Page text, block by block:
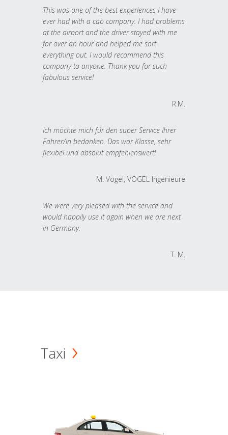
This was one of the best experiences I have
ever had with a cab company. I had problems
at the airport and the driver stayed with me
for over an hour and helped me sort
everything out. I would recommend this
company to anyone. Thank you for such
fabulous service!
R.M.
Ich möchte mich für den super Service Ihrer
Fahrer/in bedanken. Das war Klasse, sehr
flexibel und absolut empfehlenswert!
M. Vogel, VOGEL Ingenieure
We were very pleased with the service and
would happily use it again when we are next
in Germany.
T. M.
Taxi